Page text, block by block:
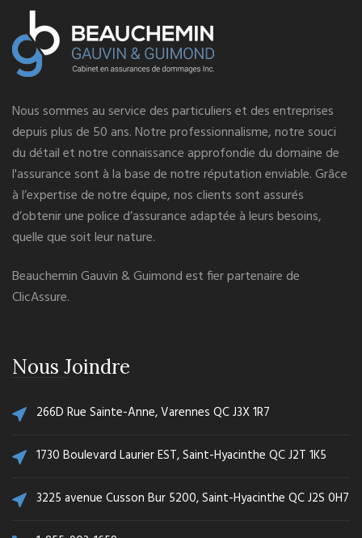
Nous sommes au service des particuliers et des entreprises
depuis plus de 50 ans. Notre professionnalisme, notre souci
du détail et notre connaissance approfondie du domaine de
l'assurance sont à la base de notre réputation enviable. Grâce
à l’expertise de notre équipe, nos clients sont assurés
d’obtenir une police d’assurance adaptée à leurs besoins,
quelle que soit leur nature.
Beauchemin Gauvin & Guimond est fier partenaire de
ClicAssure.
Nous Joindre
266D Rue Sainte-Anne, Varennes QC J3X 1R7
1730 Boulevard Laurier EST, Saint-Hyacinthe QC J2T 1K5
3225 avenue Cusson Bur 5200, Saint-Hyacinthe QC J2S 0H7